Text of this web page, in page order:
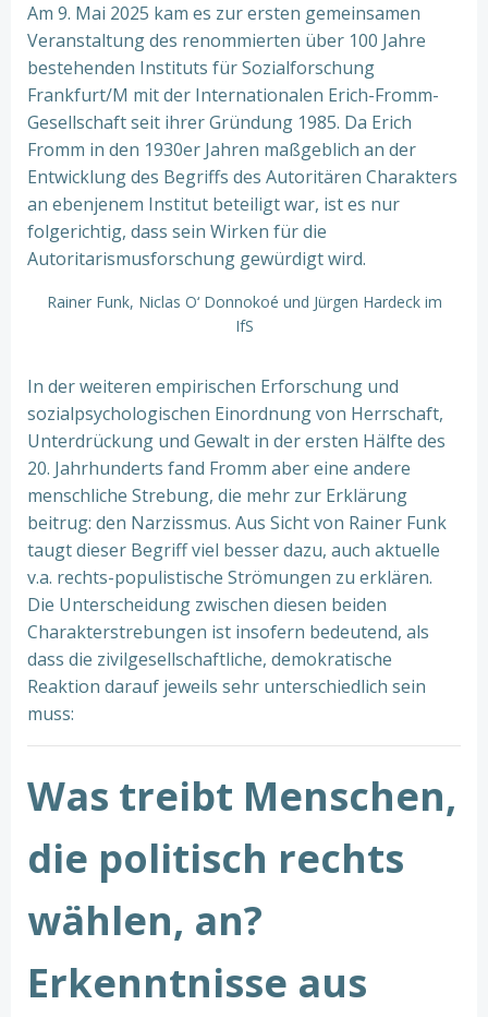
Am 9. Mai 2025 kam es zur ersten gemeinsamen
Veranstaltung des renommierten über 100 Jahre
bestehenden Instituts für Sozialforschung
Frankfurt/M mit der Internationalen Erich-Fromm-
Gesellschaft seit ihrer Gründung 1985. Da Erich
Fromm in den 1930er Jahren maßgeblich an der
Entwicklung des Begriffs des Autoritären Charakters
an ebenjenem Institut beteiligt war, ist es nur
folgerichtig, dass sein Wirken für die
Autoritarismusforschung gewürdigt wird.
Rainer Funk, Niclas O‘ Donnokoé und Jürgen Hardeck im
IfS
In der weiteren empirischen Erforschung und
sozialpsychologischen Einordnung von Herrschaft,
Unterdrückung und Gewalt in der ersten Hälfte des
20. Jahrhunderts fand Fromm aber eine andere
menschliche Strebung, die mehr zur Erklärung
beitrug: den Narzissmus. Aus Sicht von Rainer Funk
taugt dieser Begriff viel besser dazu, auch aktuelle
v.a. rechts-populistische Strömungen zu erklären.
Die Unterscheidung zwischen diesen beiden
Charakterstrebungen ist insofern bedeutend, als
dass die zivilgesellschaftliche, demokratische
Reaktion darauf jeweils sehr unterschiedlich sein
muss:
Was treibt Menschen,
die politisch rechts
wählen, an?
Erkenntnisse aus